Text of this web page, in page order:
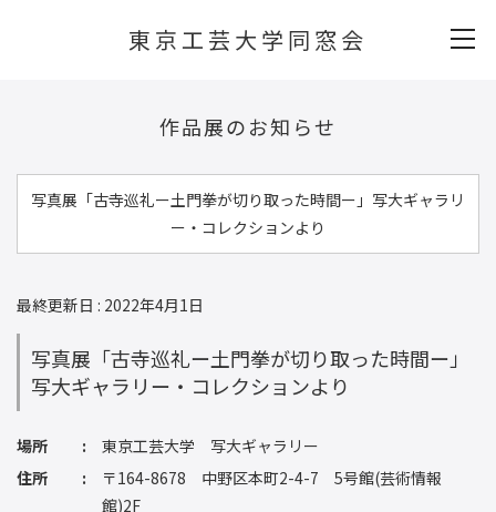
東京工芸大学同窓会
作品展のお知らせ
写真展「古寺巡礼ー土門拳が切り取った時間ー」写大ギャラリ
ー・コレクションより
最終更新日 : 2022年4月1日
写真展「古寺巡礼ー土門拳が切り取った時間ー」
写大ギャラリー・コレクションより
場所
東京工芸大学 写大ギャラリー
住所
〒164-8678 中野区本町2-4-7 5号館(芸術情報
館)2F